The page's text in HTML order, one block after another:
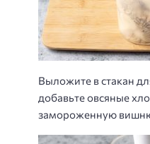
Выложите в стакан
добавьте овсяные
замороженную